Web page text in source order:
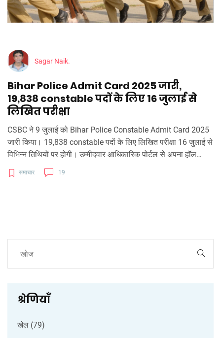
Sagar Naik.
Bihar Police Admit Card 2025 जारी,
19,838 constable पदों के लिए 16 जुलाई से
लिखित परीक्षा
CSBC ने 9 जुलाई को Bihar Police Constable Admit Card 2025
जारी किया। 19,838 constable पदों के लिए लिखित परीक्षा 16 जुलाई से
विभिन्न तिथियों पर होगी। उम्मीदवार आधिकारिक पोर्टल से अपना हॉल
टिकट डाउनलोड कर सकते हैं। आयु, शैक्षणिक और शारीरिक मानदंडों की
विस्तृत जानकारी भी इस लेख में दी गई है।
समाचार 19
श्रेणियाँ
खेल (79)